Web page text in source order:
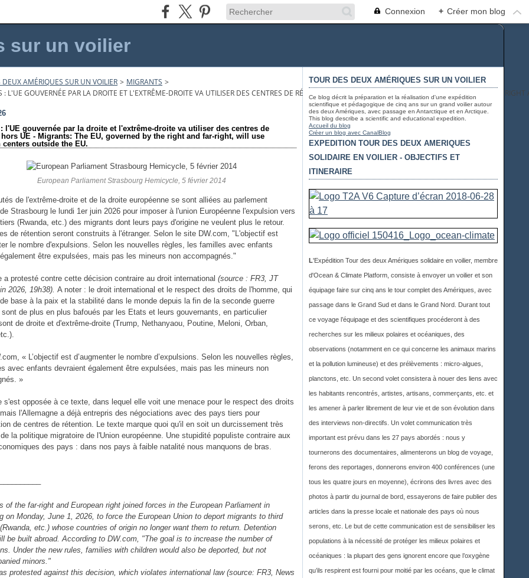
Connexion + Créer mon blog
sur un voilier
DEUX AMÉRIQUES SUR UN VOILIER > MIGRANTS >
: L'UE GOUVERNÉE PAR LA DROITE ET L'EXTRÊME-DROITE VA UTILISER DES CENTRES DE RÉTENTION HORS UE - MIGRANTS: THE EU, GOVERNED BY THE
l'UE gouvernée par la droite et l'extrême-droite va utiliser des centres de
UE - Migrants: The EU, governed by the right and far-right, will use
centers outside the EU.
European Parliament Strasbourg Hemicycle, 5 février 2014
de l'extrême-droite et de la droite européenne se sont alliées au parlement
Strasbourg le lundi 1er juin 2026 pour imposer à l'union Européenne l'expulsion vers
(Rwanda, etc.) des migrants dont leurs pays d'origine ne veulent plus le retour.
de rétention seront construits à l'étranger. Selon le site DW.com, "L'objectif est
le nombre d'expulsions. Selon les nouvelles règles, les familles avec enfants
être expulsées, mais pas les mineurs non accompagnés."
a protesté contre cette décision contraire au droit international (source : FR3, JT
2026, 19h38). A noter : le droit international et le respect des droits de l'homme, qui
base à la paix et la stabilité dans le monde depuis la fin de la seconde guerre
sont de plus en plus bafoués par les Etats et leurs gouvernants, en particulier
de droite et d'extrême-droite (Trump, Nethanyaou, Poutine, Meloni, Orban,
« L’objectif est d’augmenter le nombre d’expulsions. Selon les nouvelles règles,
avec enfants devraient également être expulsées, mais pas les mineurs non
»
s'est opposée à ce texte, dans lequel elle voit une menace pour le respect des droits
l'Allemagne a déjà entrepris des négociations avec des pays tiers pour
de centres de rétention. Le texte marque quoi qu'il en soit un durcissement très
la politique migratoire de l'Union européenne. Une stupidité populiste contraire aux
des pays : dans nos pays à faible natalité nous manquons de bras.
of the far-right and European right joined forces in the European Parliament in
on Monday, June 1, 2026, to force the European Union to deport migrants to third
etc.) whose countries of origin no longer want them to return. Detention
be built abroad. According to DW.com, "The goal is to increase the number of
Under the new rules, families with children would also be deported, but not
minors."
protested against this decision, which violates international law (source: FR3, News
TOUR DES DEUX AMÉRIQUES SUR UN VOILIER
Ce blog décrit la préparation et la réalisation d'une expédition
scientifique et pédagogique de cinq ans sur un grand voilier autour
des deux Amériques, avec passage en Antarctique et en Arctique.
This blog describe a scientific and educational expedition.
Accueil du blog
Créer un blog avec CanalBlog
EXPEDITION TOUR DES DEUX AMERIQUES
SOLIDAIRE EN VOILIER - OBJECTIFS ET
ITINERAIRE
L'Expédition Tour des deux Amériques solidaire en voilier, membre
d'Ocean & Climate Platform, consiste à envoyer un voilier et son
équipage faire sur cinq ans le tour complet des Amériques, avec
passage dans le Grand Sud et dans le Grand Nord. Durant tout
ce voyage l’équipage et des scientifiques procéderont à des
recherches sur les milieux polaires et océaniques, des
observations (notamment en ce qui concerne les animaux marins
et la pollution lumineuse) et des prélèvements : micro-algues,
planctons, etc. Un second volet consistera à nouer des liens avec
les habitants rencontrés, artistes, artisans, commerçants, etc. et
les amener à parler librement de leur vie et de son évolution dans
des interviews non-directifs. Un volet communication très
important est prévu dans les 27 pays abordés : nous y
tournerons des documentaires, alimenterons un blog de voyage,
ferons des reportages, donnerons environ 400 conférences (une
tous les quatre jours en moyenne), écrirons des livres avec des
photos à partir du journal de bord, essayerons de faire publier des
articles dans la presse locale et nationale des pays où nous
serons, etc. Le but de cette communication est de sensibiliser les
populations à la nécessité de protéger les milieux polaires et
océaniques : la plupart des gens ignorent encore que l’oxygène
qu’ils respirent est fourni pour moitié par les océans, que le climat